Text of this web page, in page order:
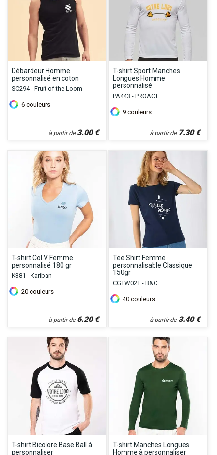
Débardeur Homme
personnalisé en coton
SC294 - Fruit of the Loom
6 couleurs
à partir de 3.00€
T-shirt Sport Manches
Longues Homme
personnalisé
PA443 - PROACT
9 couleurs
à partir de 7.30€
T-shirt Col V Femme
personnalisé 180 gr
K381 - Kariban
20 couleurs
à partir de 6.20€
Tee Shirt Femme
personnalisable Classique
150gr
CGTW02T - B&C
40 couleurs
à partir de 3.40€
T-shirt Bicolore Base Ball à
personnaliser
T-shirt Manches Longues
Homme à personnaliser